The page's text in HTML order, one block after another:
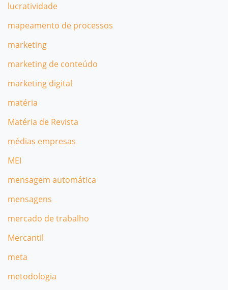
lucratividade
mapeamento de processos
marketing
marketing de conteúdo
marketing digital
matéria
Matéria de Revista
médias empresas
MEI
mensagem automática
mensagens
mercado de trabalho
Mercantil
meta
metodologia